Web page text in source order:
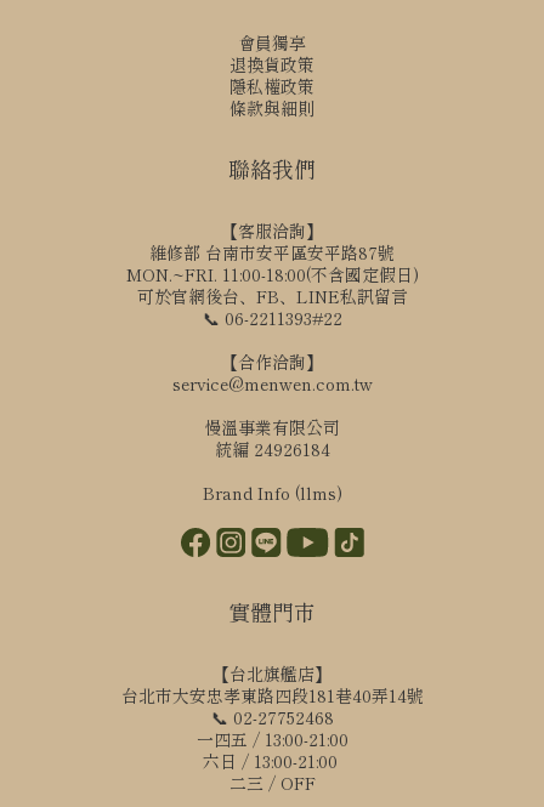
會員獨享
退換貨政策
隱私權政策
條款與細則
聯絡我們
【客服洽詢】
維修部 台南市安平區安平路87號
MON.~FRI. 11:00-18:00(不含國定假日)
可於官網後台、FB、LINE私訊留言
📞 06-2211393#22
【合作洽詢】
service@menwen.com.tw
慢溫事業有限公司
統編 24926184
Brand Info (llms)
實體門市
【台北旗艦店】
台北市大安忠孝東路四段181巷40弄14號
📞 02-27752468
一四五 / 13:00-21:00
六日 / 13:00-21:00
二三 / OFF